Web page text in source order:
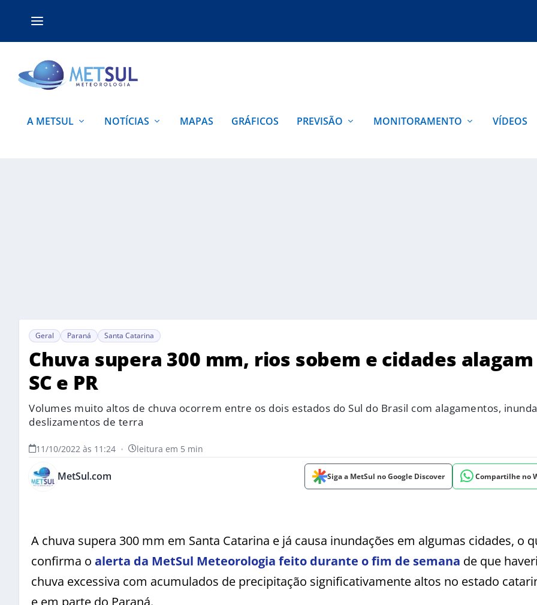
A METSUL NOTÍCIAS MAPAS GRÁFICOS PREVISÃO MONITORAMENTO VÍDEOS
Geral Paraná Santa Catarina
Chuva supera 300 mm, rios sobem e cidades
SC e PR
Volumes muito altos de chuva ocorrem entre os dois estados do Sul do Brasil com alagamentos,
deslizamentos de terra
11/10/2022 às 11:24 • leitura em 5 min
MetSul.com Siga a MetSul no Google Discover Compartilhe no
A chuva supera 300 mm em Santa Catarina e já causa inundações em algumas cidades, o
confirma o alerta da MetSul Meteorologia feito durante o fim de semana de que
chuva excessiva com acumulados de precipitação significativamente altos no estado
e em parte do Paraná.